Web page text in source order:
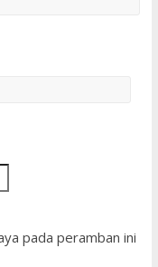
pada peramban ini